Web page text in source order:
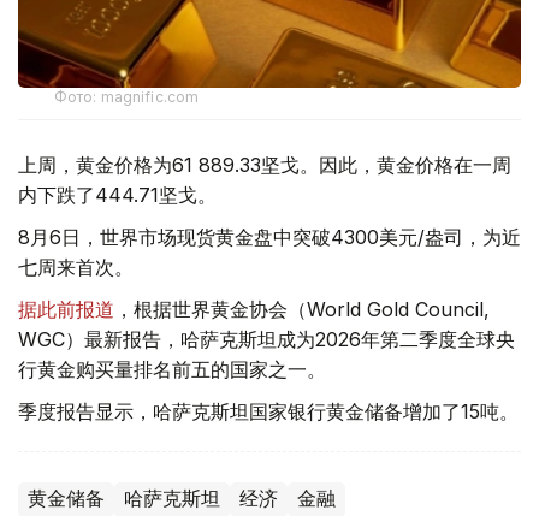
Фото: magnific.com
上周，黄金价格为61 889.33坚戈。因此，黄金价格在一周
内下跌了444.71坚戈。
8月6日，世界市场现货黄金盘中突破4300美元/盎司，为近
七周来首次。
据此前报道 ，根据世界黄金协会（World Gold Council,
WGC）最新报告，哈萨克斯坦成为2026年第二季度全球央
行黄金购买量排名前五的国家之一。
季度报告显示，哈萨克斯坦国家银行黄金储备增加了15吨。
黄金储备 哈萨克斯坦 经济 金融